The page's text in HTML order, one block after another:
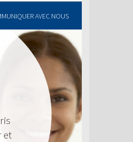
AVEC NOUS
et